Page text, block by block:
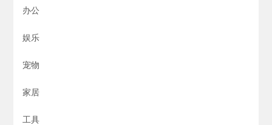
办公
娱乐
宠物
家居
工具